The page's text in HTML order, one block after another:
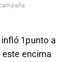
1punto a
encima